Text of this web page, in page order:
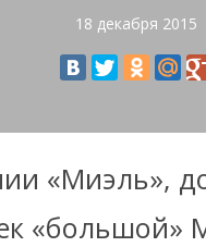
18 декабря 2015
«Миэль»,
«большой»